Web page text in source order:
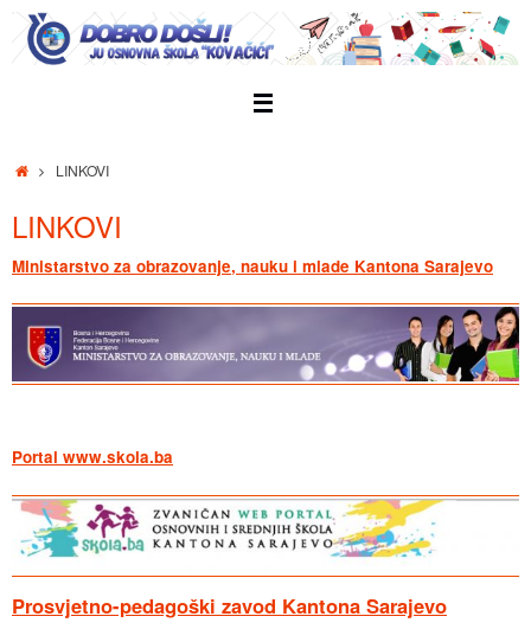
Skip
content
HomeLINKOVI
LINKOVI
Ministarstvo za obrazovanje, nauku i mlade Kantona Sarajevo
Portal www.skola.ba
Prosvjetno-pedagoški zavod Kantona Sarajevo